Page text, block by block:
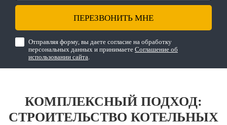
ПЕРЕЗВОНИТЬ МНЕ
Отправляя форму, вы даете согласие на обработку
персональных данных и принимаете Соглашение об
использовании сайта.
КОМПЛЕКСНЫЙ ПОДХОД:
СТРОИТЕЛЬСТВО КОТЕЛЬНЫХ